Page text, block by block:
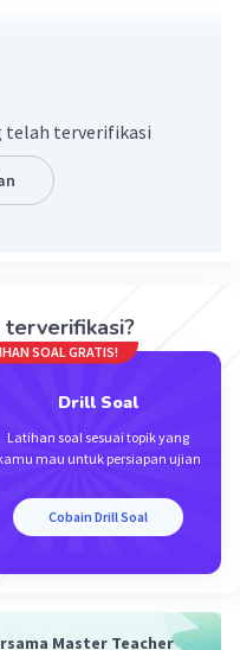
telah terverifikasi
terverifikasi?
SOAL GRATIS!
Drill Soal
Latihan soal sesuai topik yang
mau untuk persiapan ujian
Cobain Drill Soal
Master Teacher